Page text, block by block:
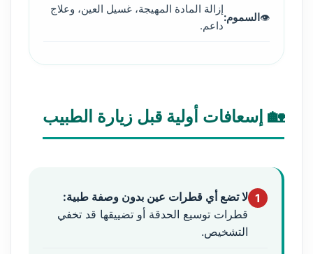
السموم:
إزالة المادة المهيجة، غسيل العين، وعلاج
داعم.
🏡 إسعافات أولية قبل زيارة الطبيب
1 لا تضع أي قطرات عين بدون وصفة طبية:
قطرات توسيع الحدقة أو تضييقها قد تخفي
التشخيص.